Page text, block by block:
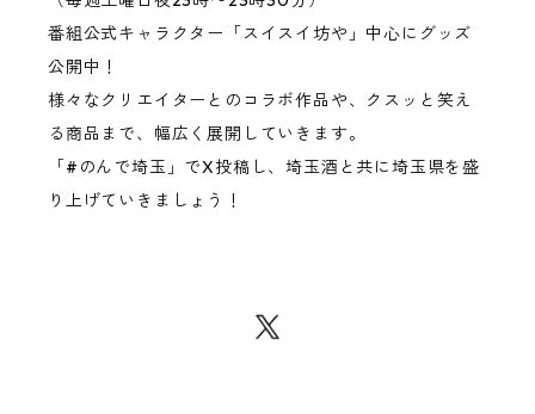
番組公式キャラクター「スイスイ坊や」中心にグッズ
公開中！
様々なクリエイターとのコラボ作品や、クスッと笑え
る商品まで、幅広く展開していきます。
「#のんで埼玉」でX投稿し、埼玉酒と共に埼玉県を盛
り上げていきましょう！